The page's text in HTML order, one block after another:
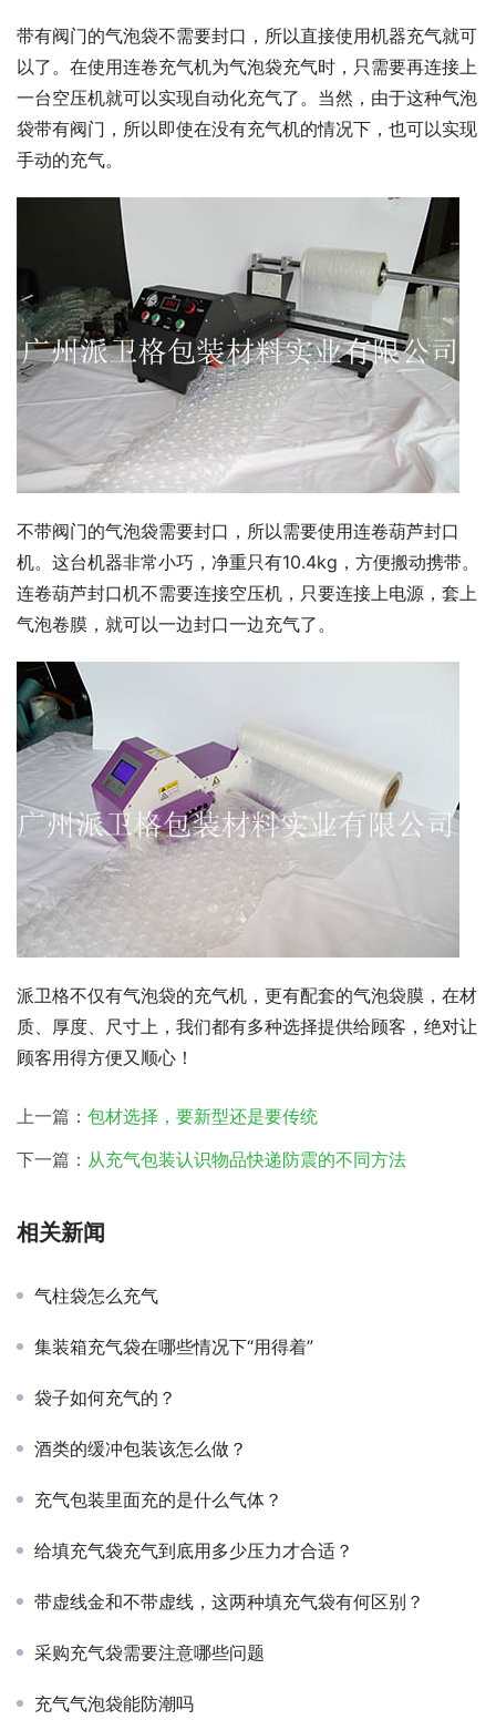
带有阀门的气泡袋不需要封口，所以直接使用机器充气就可
以了。在使用连卷充气机为气泡袋充气时，只需要再连接上
一台空压机就可以实现自动化充气了。当然，由于这种气泡
袋带有阀门，所以即使在没有充气机的情况下，也可以实现
手动的充气。
不带阀门的气泡袋需要封口，所以需要使用连卷葫芦封口
机。这台机器非常小巧，净重只有10.4kg，方便搬动携带。
连卷葫芦封口机不需要连接空压机，只要连接上电源，套上
气泡卷膜，就可以一边封口一边充气了。
派卫格不仅有气泡袋的充气机，更有配套的气泡袋膜，在材
质、厚度、尺寸上，我们都有多种选择提供给顾客，绝对让
顾客用得方便又顺心！
上一篇： 包材选择，要新型还是要传统
下一篇： 从充气包装认识物品快递防震的不同方法
相关新闻
气柱袋怎么充气
集装箱充气袋在哪些情况下“用得着”
袋子如何充气的？
酒类的缓冲包装该怎么做？
充气包装里面充的是什么气体？
给填充气袋充气到底用多少压力才合适？
带虚线金和不带虚线，这两种填充气袋有何区别？
采购充气袋需要注意哪些问题
充气气泡袋能防潮吗